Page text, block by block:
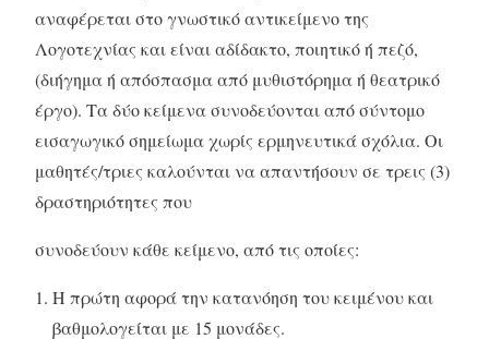
αναφέρεται στο γνωστικό αντικείμενο της
Λογοτεχνίας και είναι αδίδακτο, ποιητικό ή πεζό,
(διήγημα ή απόσπασμα από μυθιστόρημα ή θεατρικό
έργο). Τα δύο κείμενα συνοδεύονται από σύντομο
εισαγωγικό σημείωμα χωρίς ερμηνευτικά σχόλια. Οι
μαθητές/τριες καλούνται να απαντήσουν σε τρεις (3)
δραστηριότητες που
συνοδεύουν κάθε κείμενο, από τις οποίες:
Η πρώτη αφορά την κατανόηση του κειμένου και
βαθμολογείται με 15 μονάδες.